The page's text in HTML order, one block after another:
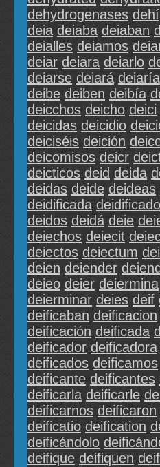
dehydrogenases dehí
deia deiaba deiaban
deialles deiamos
deiar deiara deiarlo
deiarse deiará deiaría
deibe deiben deibía
deicchos deicho deici
deicidas deicidio
deiciséis deición
deicomisos deicr
deicticos deid deida
deidas deide deideas
deidificada deidificado
deidos deidá deie
deiechos deiecit
deiectos deiectum
deien deiender
deieo deier deiermina
deierminar deies deif
deificaban deificacion
deificación deificada
deificador deificadora
deificados deificamos
deificante deificantes
deificarla deificarle
deificarnos deificaron
deificatio deification
deificándolo
deifique deifiquen